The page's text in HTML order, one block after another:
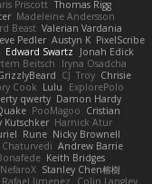
Priscott Thomas Rigg
Madeleine Andersson
Beast Valerian Vardania
Pedler Austyn K PixelScribe
Edward Swartz
Jonah Edick
Beitsch
Iryna Osadcha
CJ Troy Chrisie
Cook Lulu
ExplorePolo
qwerty Damon Hardy
PooMagoo Cristian
Kutschker Harnick Atur
Rune Nicky Brownell
Andrew Barrie
Keith Bridges
NefaroX Stanley Chen榕樹
Rafael Jimenez
Colin Langley